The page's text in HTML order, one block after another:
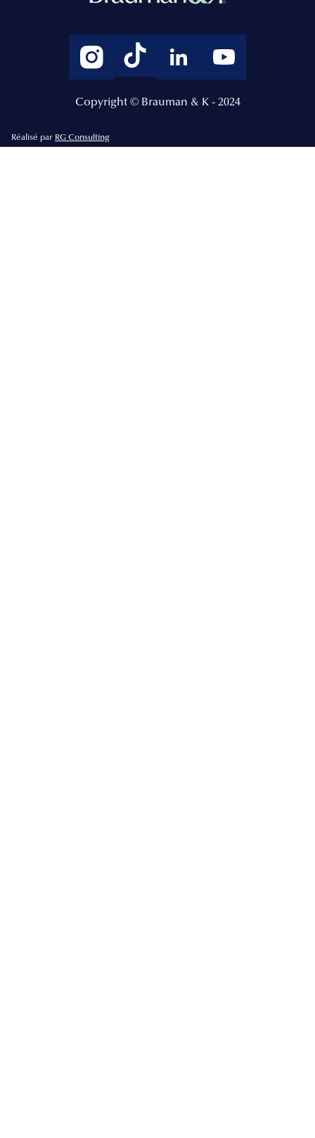
Copyright © Brauman & K - 2024
Réalisé par RG Consulting